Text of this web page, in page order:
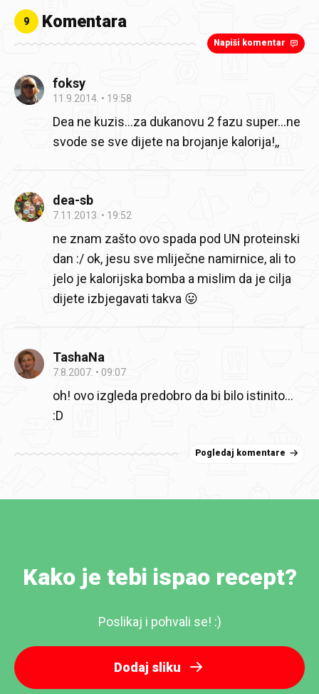
9 Komentara
Napiši komentar
foksy
11.9.2014. 19:58
Dea ne kuzis...za dukanovu 2 fazu super...ne
svode se sve dijete na brojanje kalorija!,,
dea-sb
7.11.2013. 19:52
ne znam zašto ovo spada pod UN proteinski
dan :/ ok, jesu sve mliječne namirnice, ali to
jelo je kalorijska bomba a mislim da je cilja
dijete izbjegavati takva 😛
TashaNa
7.8.2007. 09:07
oh! ovo izgleda predobro da bi bilo istinito…
:D
Pogledaj komentare
Kako je tebi ispao recept?
Poslikaj i pohvali se! :)
Dodaj sliku